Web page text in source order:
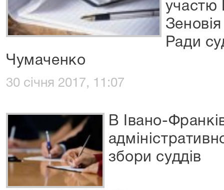
участю
Ради
Чумаченко
30 січня 2017, 11:07
В Івано-
збори суддів